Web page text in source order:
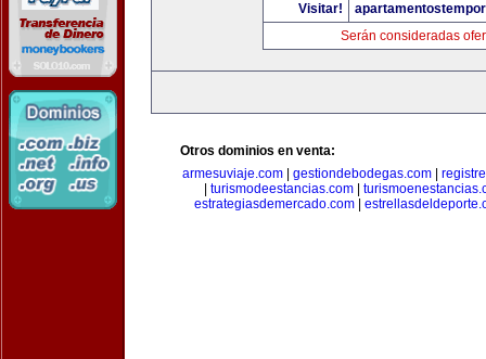
Visitar!
Serán consideradas
Otros dominios en venta:
armesuviaje.com| gestiondebodegas.com|
turismodeestancias.com
estrategiasdemercado.com|